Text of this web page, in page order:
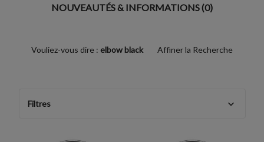
NOUVEAUTÉS & INFORMATIONS (0)
Vouliez-vous dire : elbow black Affiner la Recherche
Filtres